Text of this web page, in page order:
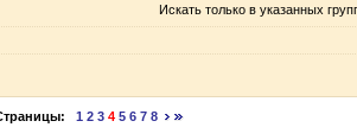
Искать только в указанных
1 2 3 4 5 6 7 8